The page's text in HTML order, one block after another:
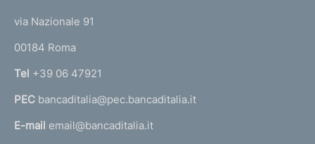
r
n
a
l
via Nazionale 91
00184 Roma
Tel +39 06 47921
PEC bancaditalia@pec.bancaditalia.it
E-mail email@bancaditalia.it